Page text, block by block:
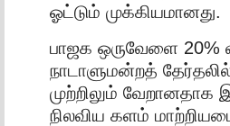
ஓட்டும் முக்கியமானது.
பாஜக ஒருவேளை 20%
நாடாளுமன்றத்
முற்றிலும் வேறானதாக
நிலவிய களம்